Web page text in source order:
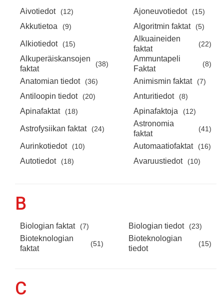
Aivotiedot (12) Ajoneuvotiedot (15)
Akkutietoa (9) Algoritmin faktat (5)
Alkiotiedot (15)
Alkuaineiden
faktat
(22)
Alkuperäiskansojen
faktat
(38)
Ammuntapeli
Faktat
(8)
Anatomian tiedot (36) Animismin faktat (7)
Antiloopin tiedot (20) Anturitiedot (8)
Apinafaktat (18) Apinafaktoja (12)
Astrofysiikan faktat (24)
Astronomia
faktat
(41)
Aurinkotiedot (10) Automaatiofaktat (16)
Autotiedot (18) Avaruustiedot (10)
B
Biologian faktat (7) Biologian tiedot (23)
Bioteknologian
faktat
(51)
Bioteknologian
tiedot
(15)
C